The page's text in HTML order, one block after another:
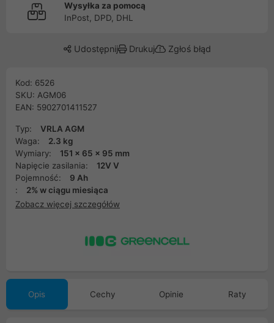
Wysyłka za pomocą
InPost, DPD, DHL
Udostępnij Drukuj Zgłoś błąd
Kod: 6526
SKU: AGM06
EAN: 5902701411527
Typ:
VRLA AGM
Waga:
2.3 kg
Wymiary:
151 x 65 x 95 mm
Napięcie zasilania:
12V V
Pojemność:
9 Ah
:
2% w ciągu miesiąca
Zobacz więcej szczegółów
Opis Cechy Opinie Raty